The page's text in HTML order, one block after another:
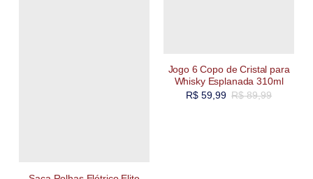
Jogo 6 Copo de Cristal para
Whisky Esplanada 310ml
R$89,99
R$59,99